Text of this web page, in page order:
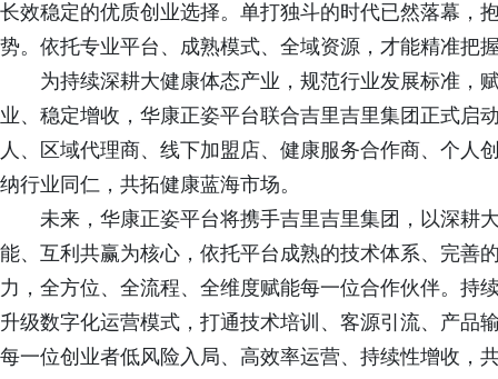
长效稳定的优质创业选择。单打独斗的时代已然落幕，
势。依托专业平台、成熟模式、全域资源，才能精准把
为持续深耕大健康体态产业，规范行业发展标准，
业、稳定增收，华康正姿平台联合吉里吉里集团正式启
人、区域代理商、线下加盟店、健康服务合作商、个人
纳行业同仁，共拓健康蓝海市场。
未来，华康正姿平台将携手吉里吉里集团，以深耕
能、互利共赢为核心，依托平台成熟的技术体系、完善
力，全方位、全流程、全维度赋能每一位合作伙伴。持
升级数字化运营模式，打通技术培训、客源引流、产品
每一位创业者低风险入局、高效率运营、持续性增收，